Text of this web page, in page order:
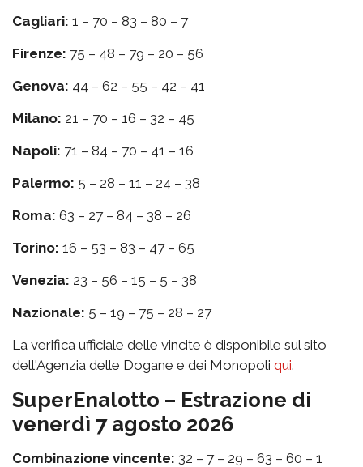
Cagliari: 1 – 70 – 83 – 80 – 7
Firenze: 75 – 48 – 79 – 20 – 56
Genova: 44 – 62 – 55 – 42 – 41
Milano: 21 – 70 – 16 – 32 – 45
Napoli: 71 – 84 – 70 – 41 – 16
Palermo: 5 – 28 – 11 – 24 – 38
Roma: 63 – 27 – 84 – 38 – 26
Torino: 16 – 53 – 83 – 47 – 65
Venezia: 23 – 56 – 15 – 5 – 38
Nazionale: 5 – 19 – 75 – 28 – 27
La verifica ufficiale delle vincite è disponibile sul sito
dell'Agenzia delle Dogane e dei Monopoli qui.
SuperEnalotto – Estrazione di
venerdì 7 agosto 2026
Combinazione vincente: 32 – 7 – 29 – 63 – 60 – 1